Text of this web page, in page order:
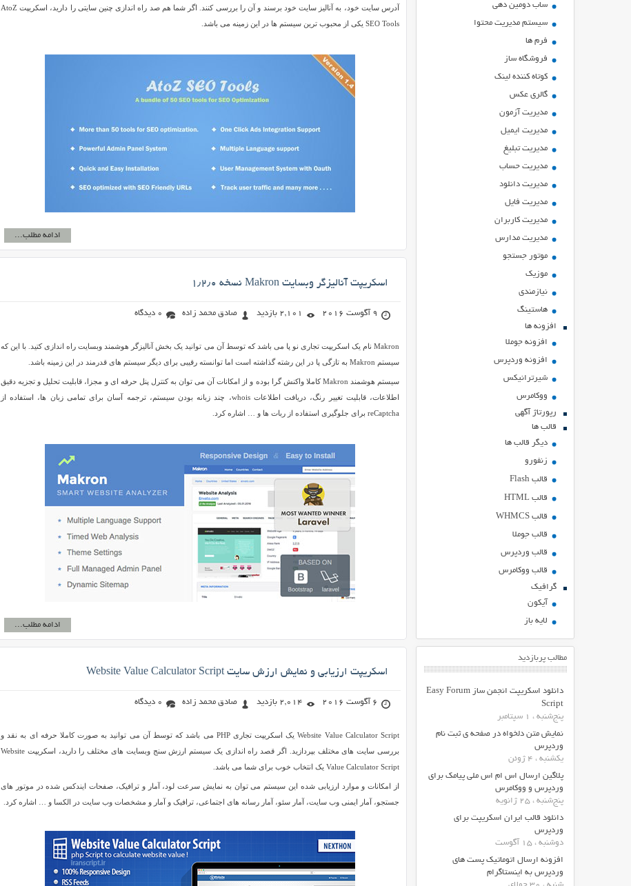
ساب دومین دهی
سیستم مدیریت محتوا
فرم ها
فروشگاه ساز
کوتاه کننده لینک
گالری عکس
مدیریت آزمون
مدیریت ایمیل
مدیریت تبلیغ
مدیریت حساب
مدیریت دانلود
مدیریت فایل
مدیریت کاربران
مدیریت مدارس
موتور جستجو
موزیک
نیازمندی
هاستينگ
افزونه ها
افزونه جوملا
افزونه وردپرس
شیرترانیکس
ووکامرس
رپورتاژ آگهی
قالب ها
دیگر قالب ها
زنفورو
قالب Flash
قالب HTML
قالب WHMCS
قالب جوملا
قالب وردپرس
قالب ووکامرس
گرافیک
آیکون
لایه باز
مطالب پربازدید
دانلود اسکریپت انجمن ساز Easy Forum
Script
پنج‌شنبه ، 1 سپتامبر
نمایش متن دلخواه در صفحه ی ثبت نام
وردپرس
یکشنبه ، 4 ژوئن
پلاگین ارسال اس ام اس ملی پیامک برای
وردپرس و ووکامرس
پنج‌شنبه ، 25 ژانویه
دانلود قالب ایران اسکریپت برای
وردپرس
دوشنبه ، 15 آگوست
افزونه ارسال اتوماتیک پست های
وردپرس به اینستاگرام
آدرس سایت خود، به آنالیز سایت خود برسند و آن را بررسی کنند. اگر شما هم صد راه اندازی چنین سایتی را دارید، اسکریپت AtoZ
SEO Tools یکی از محبوب ترین سیستم ها در این زمینه می باشد.
ادامه مطلب...
اسکریپت آنالیزگر وبسایت Makron نسخه ۱٫۲٫۰
9 آگوست 2016 2,101 بازدید صادق محمد زاده 0 دیدگاه
Makron نام یک اسکریپت تجاری نو پا می باشد که توسط آن می توانید یک بخش آنالیزگر هوشمند وبسایت راه اندازی کتید. با این که
سیستم Makron به تازگی پا در این رشته گذاشته است اما توانسته رقیبی برای دیگر سیستم های قدرمند در این زمینه باشد.
سیستم هوشمند Makron کاملا واکنش گرا بوده و از امکانات آن می توان به کنترل پنل حرفه ای و مجزا، قابلیت تحلیل و تجزیه دقیق
اطلاعات، قابلیت تغییر رنگ، دریافت اطلاعات whois، چند زبانه بودن سیستم، ترجمه آسان برای تمامی زبان ها، استفاده از
reCaptcha برای جلوگیری استفاده از ربات ها و … اشاره کرد.
ادامه مطلب...
اسکریپت ارزیابی و نمایش ارزش سایت Website Value Calculator Script
6 آگوست 2016 2,014 بازدید صادق محمد زاده 0 دیدگاه
Website Value Calculator Script یک اسکریپت تجاری PHP می باشد که توسط آن می توانید به صورت کاملا حرفه ای به نقد و
بررسی سایت های مختلف بپردازید. اگر قصد راه اندازی یک سیستم ارزش سنج وبسایت های مختلف را دارید، اسکریپت Website
Value Calculator Script یک انتخاب خوب برای شما می باشد.
از امکانات و موارد ارزیابی شده این سیستم می توان به نمایش سرعت لود، آمار و ترافیک، صفحات ایندکس شده در موتور های
جستجو، آمار ایمنی وب سایت، آمار سئو، آمار رسانه های اجتماعی، ترافیک و آمار و مشخصات وب سایت در الکسا و … اشاره کرد.